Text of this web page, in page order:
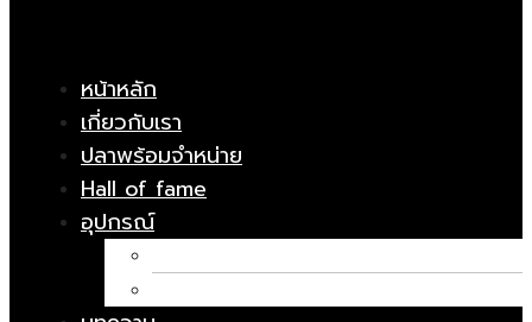
หน้าหลัก
เกี่ยวกับเรา
ปลาพร้อมจำหน่าย
Hall of fame
อุปกรณ์